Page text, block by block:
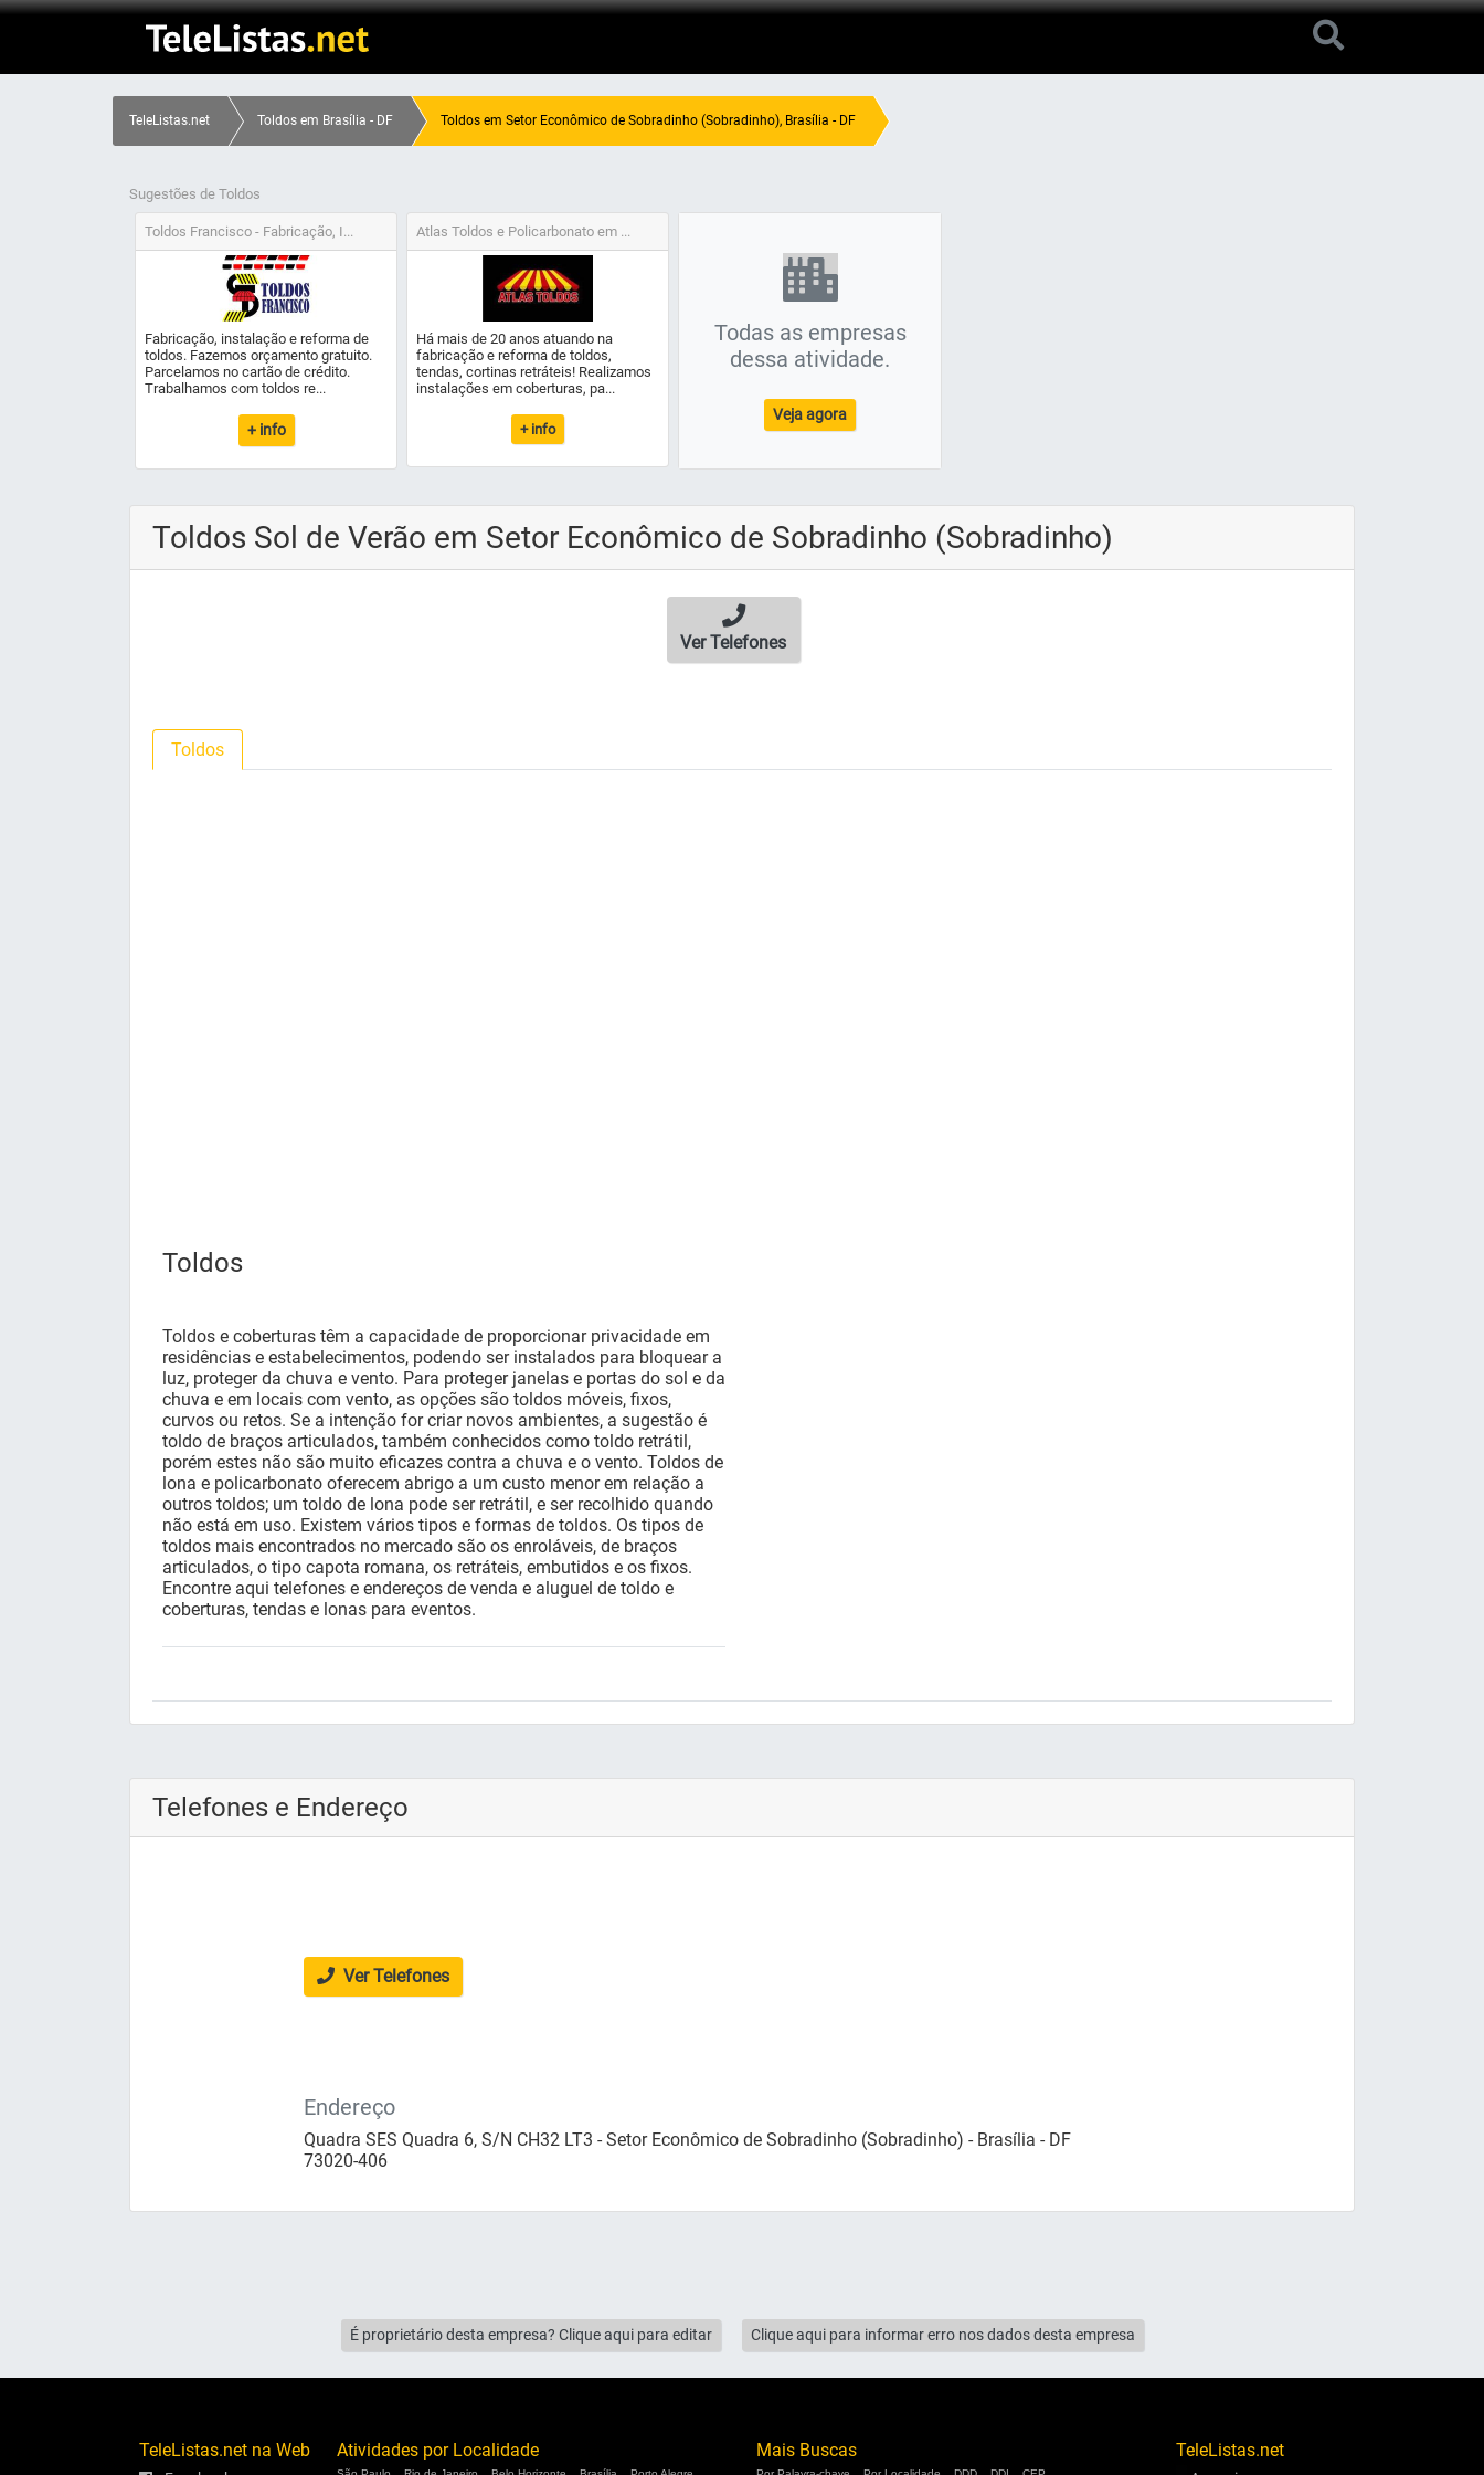
TeleListas.net Toldos em Brasília - DF Toldos em Setor Econômico de Sobradinho (Sobradinho), Brasília - DF
Sugestões de Toldos
Toldos Francisco - Fabricação, I...
Fabricação, instalação e reforma de
toldos. Fazemos orçamento gratuito.
Parcelamos no cartão de crédito.
Trabalhamos com toldos re...
+ info
Atlas Toldos e Policarbonato em ...
Há mais de 20 anos atuando na
fabricação e reforma de toldos,
tendas, cortinas retráteis! Realizamos
instalações em coberturas, pa...
+ info
Todas as empresas
dessa atividade.
Veja agora
Toldos Sol de Verão em Setor Econômico de Sobradinho (Sobradinho)
Ver Telefones
Toldos
Toldos
Toldos e coberturas têm a capacidade de proporcionar privacidade em
residências e estabelecimentos, podendo ser instalados para bloquear a
luz, proteger da chuva e vento. Para proteger janelas e portas do sol e da
chuva e em locais com vento, as opções são toldos móveis, fixos,
curvos ou retos. Se a intenção for criar novos ambientes, a sugestão é
toldo de braços articulados, também conhecidos como toldo retrátil,
porém estes não são muito eficazes contra a chuva e o vento. Toldos de
lona e policarbonato oferecem abrigo a um custo menor em relação a
outros toldos; um toldo de lona pode ser retrátil, e ser recolhido quando
não está em uso. Existem vários tipos e formas de toldos. Os tipos de
toldos mais encontrados no mercado são os enroláveis, de braços
articulados, o tipo capota romana, os retráteis, embutidos e os fixos.
Encontre aqui telefones e endereços de venda e aluguel de toldo e
coberturas, tendas e lonas para eventos.
Telefones e Endereço
Ver Telefones
Endereço
Quadra SES Quadra 6, S/N CH32 LT3 - Setor Econômico de Sobradinho (Sobradinho) - Brasília - DF
73020-406
É proprietário desta empresa? Clique aqui para editar Clique aqui para informar erro nos dados desta empresa
TeleListas.net na Web Atividades por Localidade Mais Buscas TeleListas.net